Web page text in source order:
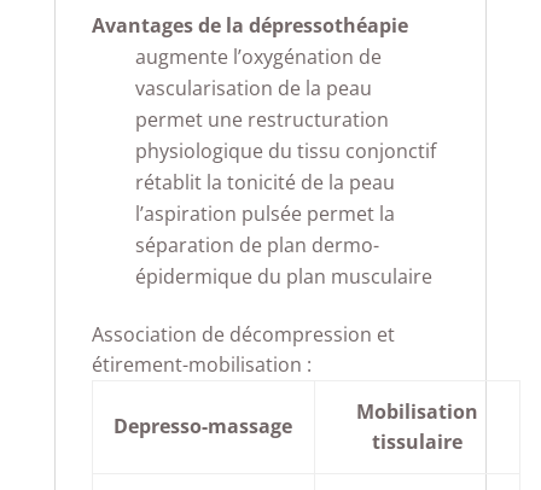
Avantages de la dépressothéapie
augmente l’oxygénation de
vascularisation de la peau
permet une restructuration
physiologique du tissu conjonctif
rétablit la tonicité de la peau
l’aspiration pulsée permet la
séparation de plan dermo-
épidermique du plan musculaire
Association de décompression et
étirement-mobilisation :
Depresso-massage
Mobilisation
tissulaire